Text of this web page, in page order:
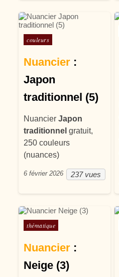
Posté dans
couleurs
Nuancier :
Japon
traditionnel (5)
NuancierJapon
traditionnel gratuit,
250 couleurs
(nuances)
237 vues
6 février 2026
Posté dans
thématique
Nuancier :
Neige (3)